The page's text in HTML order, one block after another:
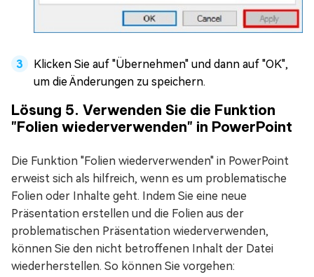
Klicken Sie auf "Übernehmen" und dann auf "OK",
um die Änderungen zu speichern.
Lösung 5. Verwenden Sie die Funktion
"Folien wiederverwenden" in PowerPoint
Die Funktion "Folien wiederverwenden" in PowerPoint
erweist sich als hilfreich, wenn es um problematische
Folien oder Inhalte geht. Indem Sie eine neue
Präsentation erstellen und die Folien aus der
problematischen Präsentation wiederverwenden,
können Sie den nicht betroffenen Inhalt der Datei
wiederherstellen. So können Sie vorgehen: